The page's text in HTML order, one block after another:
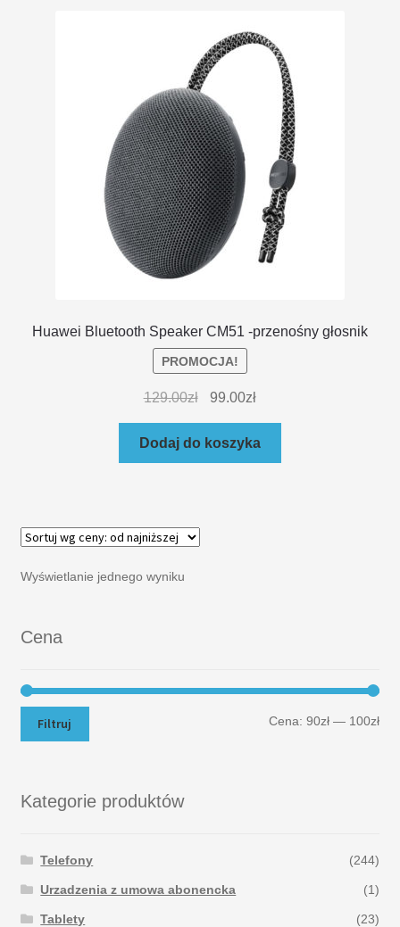
DOSTAWA I ZWROTY
POLITYKA PRYWATNOŚCI
REGULAMIN SKLEPU
Huawei Bluetooth Speaker CM51 -przenośny głosnik
PROMOCJA!
129.00zł 99.00zł
Dodaj do koszyka
Wyświetlanie jednego wyniku
Cena
Filtruj Cena:90zł — 100zł
Kategorie produktów
Telefony (244)
Urzadzenia z umowa abonencka (1)
Tablety (23)